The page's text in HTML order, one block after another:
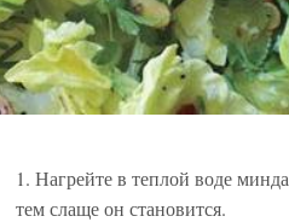
1. Нагрейте в теплой воде
тем слаще он становится.